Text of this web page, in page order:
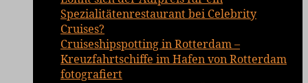
Spezialitätenrestaurant bei Celebrity
Cruises?
Cruiseshipspotting in Rotterdam –
Kreuzfahrtschiffe im Hafen von Rotterdam
fotografiert